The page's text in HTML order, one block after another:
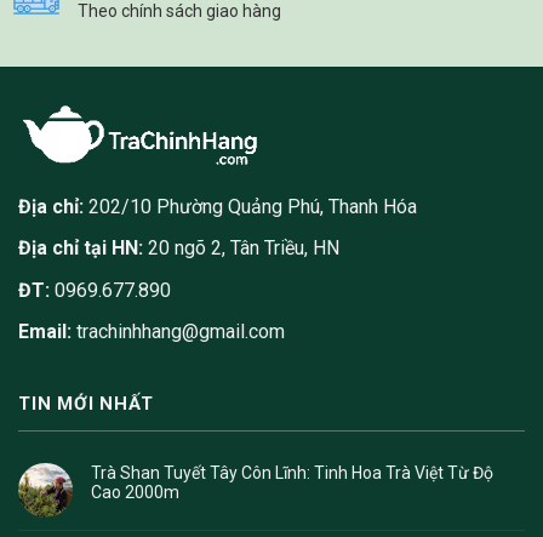
Theo chính sách giao hàng
Địa chỉ: 202/10 Phường Quảng Phú, Thanh Hóa
Địa chỉ tại HN: 20 ngõ 2, Tân Triều, HN
ĐT: 0969.677.890
Email: trachinhhang@gmail.com
TIN MỚI NHẤT
Trà Shan Tuyết Tây Côn Lĩnh: Tinh Hoa Trà Việt Từ Độ
Cao 2000m